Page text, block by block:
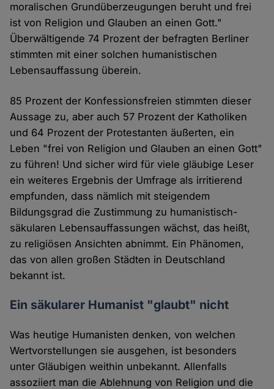
moralischen Grundüberzeugungen beruht und frei
ist von Religion und Glauben an einen Gott."
Überwältigende 74 Prozent der befragten Berliner
stimmten mit einer solchen humanistischen
Lebensauffassung überein.
85 Prozent der Konfessionsfreien stimmten dieser
Aussage zu, aber auch 57 Prozent der Katholiken
und 64 Prozent der Protestanten äußerten, ein
Leben "frei von Religion und Glauben an einen Gott"
zu führen! Und sicher wird für viele gläubige Leser
ein weiteres Ergebnis der Umfrage als irritierend
empfunden, dass nämlich mit steigendem
Bildungsgrad die Zustimmung zu humanistisch-
säkularen Lebensauffassungen wächst, das heißt,
zu religiösen Ansichten abnimmt. Ein Phänomen,
das von allen großen Städten in Deutschland
bekannt ist.
Ein säkularer Humanist "glaubt" nicht
Was heutige Humanisten denken, von welchen
Wertvorstellungen sie ausgehen, ist besonders
unter Gläubigen weithin unbekannt. Allenfalls
assoziiert man die Ablehnung von Religion und die